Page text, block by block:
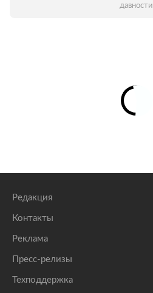
давности
Редакция
Контакты
Реклама
Пресс-релизы
Техподдержка